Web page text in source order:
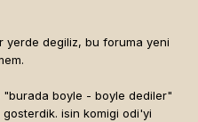
yerde degiliz, bu foruma yeni
boyle - boyle dediler"
isin komigi odi'yi